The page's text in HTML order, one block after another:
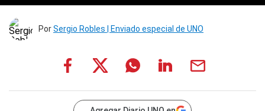
PorSergio Robles | Enviado especial de UNO